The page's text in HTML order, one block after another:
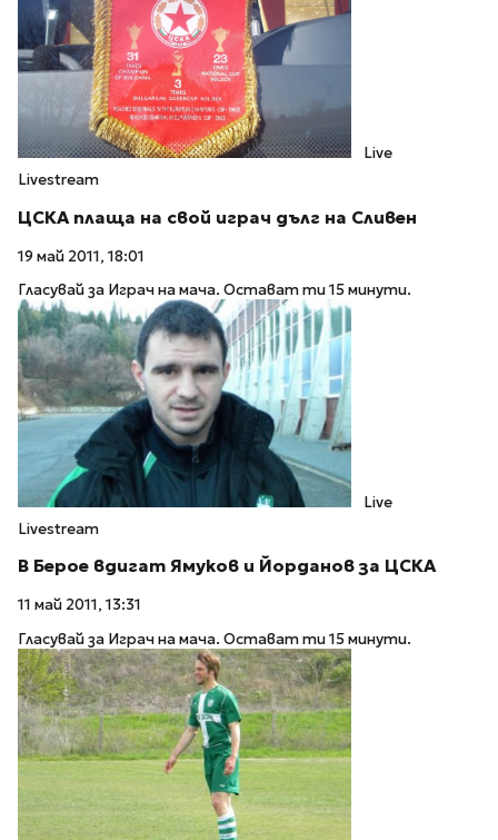
Live
Livestream
ЦСКА плаща на свой играч дълг на Сливен
19 май 2011, 18:01
Гласувай за Играч на мача. Остават ти 15 минути.
Live
Livestream
В Берое вдигат Ямуков и Йорданов за ЦСКА
11 май 2011, 13:31
Гласувай за Играч на мача. Остават ти 15 минути.